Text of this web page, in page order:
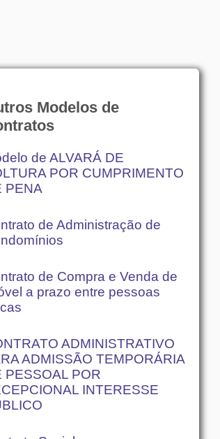
Modelos de
de ALVARÁ DE
POR CUMPRIMENTO
PENA
de Administração de
de Compra e Venda de
a prazo entre pessoas
ADMINISTRATIVO
ADMISSÃO TEMPORÁRIA
PESSOAL POR
INTERESSE